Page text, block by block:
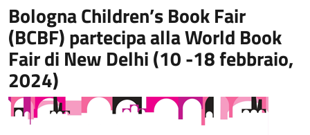
Bologna Children’s Book Fair
(BCBF) partecipa alla World Book
Fair di New Delhi (10 -18 febbraio,
2024)